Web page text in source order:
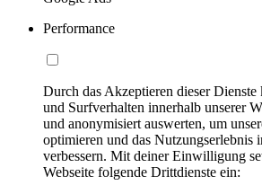
Performance
Durch das Akzeptieren dieser
und Surfverhalten innerhalb unserer
und anonymisiert auswerten, um
optimieren und das Nutzungserlebnis
verbessern. Mit deiner Einwilligung
Webseite folgende Drittdienste ein: